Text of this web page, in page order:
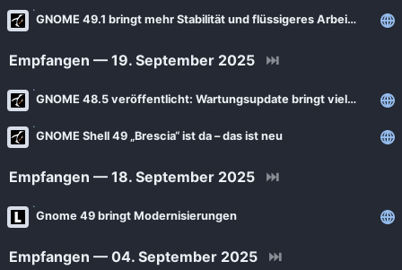
Do-FOSS
Got tty
ITrig
Koflers Blog
Linux Guides
Linux Umsteiger Kanal
GNU/Linux.ch
Heise Open Source
Linux-Magazin
LinuxCommunity
MichlFranken
OSB Alliance
GNOME 49.1 bringt mehr Stabilität und flüssigeres Arbeiten auf dem Desktop
Empfangen — 19. September 2025 ⏭
GNOME 48.5 veröffentlicht: Wartungsupdate bringt viele Detailverbesserungen
GNOME Shell 49 „Brescia“ ist da – das ist neu
Empfangen — 18. September 2025 ⏭
Gnome 49 bringt Modernisierungen
Empfangen — 04. September 2025 ⏭